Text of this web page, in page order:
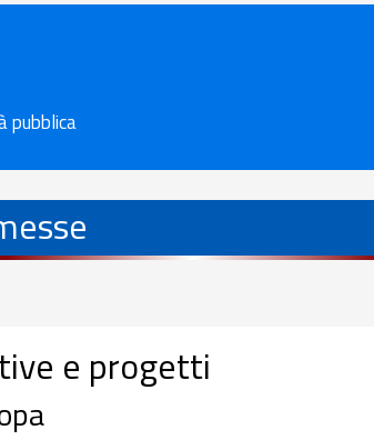
pubblica
e progetti